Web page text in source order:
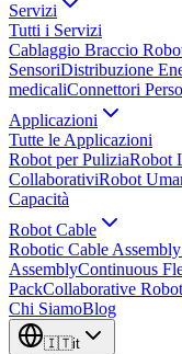
Servizi
Tutti i Servizi
Cablaggio Braccio
SensoriDistribuzione
medicaliConnettori
Applicazioni
Tutte le Applicazioni
Robot per PuliziaRobot
CollaborativiRobot
Capacità
Robot Cable
Robotic Cable
AssemblyContinuous
PackCollaborative
Chi SiamoBlog
🇮🇹it